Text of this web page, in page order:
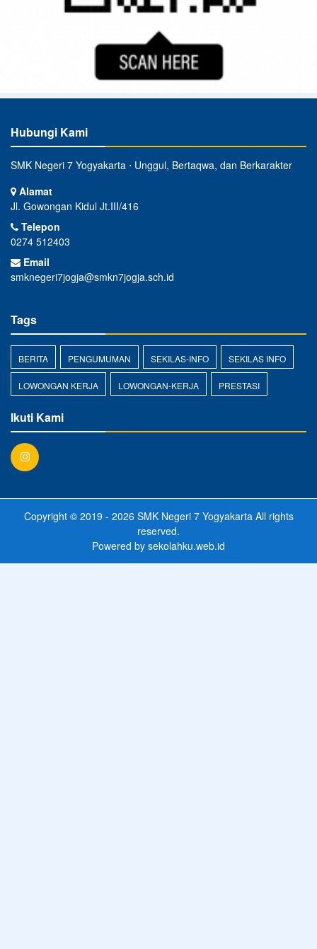
Hubungi Kami
SMK Negeri 7 Yogyakarta ⋅ Unggul, Bertaqwa, dan Berkarakter
Alamat
Jl. Gowongan Kidul Jt.III/416
Telepon
0274 512403
Email
smknegeri7jogja@smkn7jogja.sch.id
Tags
BERITA PENGUMUMAN SEKILAS-INFO SEKILAS INFO
LOWONGAN KERJA LOWONGAN-KERJA PRESTASI
Ikuti Kami
Copyright © 2019 - 2026 SMK Negeri 7 YogyakartaAll rights
reserved.
Powered by sekolahku.web.id